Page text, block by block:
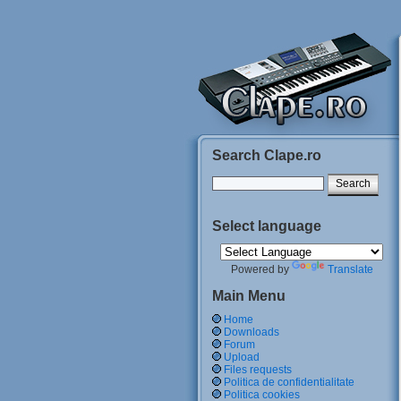
Search Clape.ro
Select language
Powered by Translate
Main Menu
Home
Downloads
Forum
Upload
Files requests
Politica de confidentialitate
Politica cookies